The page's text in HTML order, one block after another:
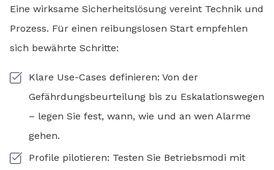
Eine wirksame Sicherheitslösung vereint Technik und
Prozess. Für einen reibungslosen Start empfehlen
sich bewährte Schritte:
Klare Use-Cases definieren: Von der
Gefährdungsbeurteilung bis zu Eskalationswegen
– legen Sie fest, wann, wie und an wen Alarme
gehen.
Profile pilotieren: Testen Sie Betriebsmodi mit